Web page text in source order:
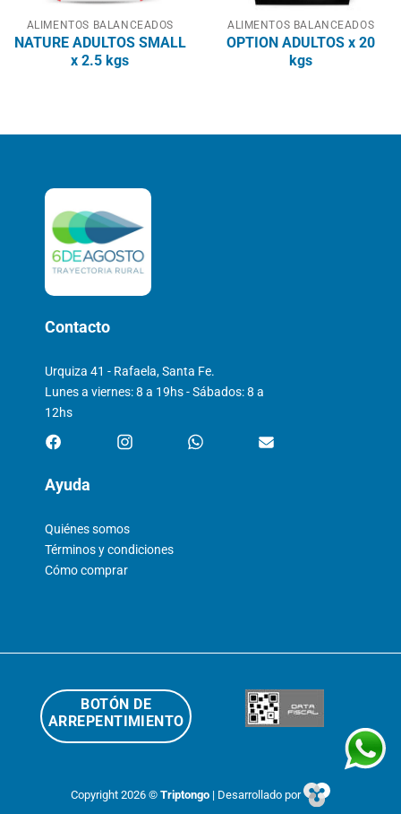
ALIMENTOS BALANCEADOS
NATURE ADULTOS SMALL
x 2.5 kgs
ALIMENTOS BALANCEADOS
OPTION ADULTOS x 20
kgs
Contacto
Urquiza 41 - Rafaela, Santa Fe.
Lunes a viernes: 8 a 19hs - Sábados: 8 a
12hs
Ayuda
Quiénes somos
Términos y condiciones
Cómo comprar
BOTÓN DE
ARREPENTIMIENTO
Copyright 2026 © Triptongo | Desarrollado por